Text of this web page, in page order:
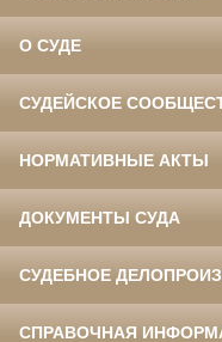
О СУДЕ
СУДЕЙСКОЕ
НОРМАТИВНЫЕ АКТЫ
ДОКУМЕНТЫ СУДА
СУДЕБНОЕ
СПРАВОЧНАЯ